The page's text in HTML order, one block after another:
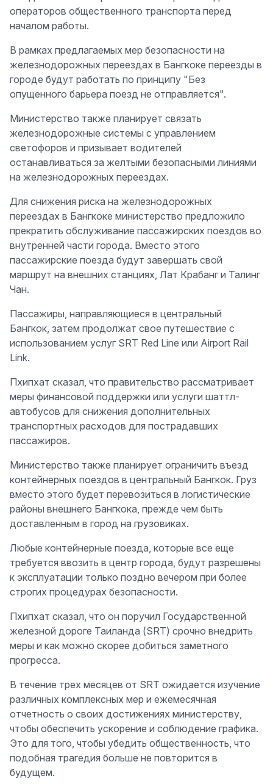
операторов общественного транспорта перед
началом работы.
В рамках предлагаемых мер безопасности на
железнодорожных переездах в Бангкоке переезды в
городе будут работать по принципу "Без
опущенного барьера поезд не отправляется".
Министерство также планирует связать
железнодорожные системы с управлением
светофоров и призывает водителей
останавливаться за желтыми безопасными линиями
на железнодорожных переездах.
Для снижения риска на железнодорожных
переездах в Бангкоке министерство предложило
прекратить обслуживание пассажирских поездов во
внутренней части города. Вместо этого
пассажирские поезда будут завершать свой
маршрут на внешних станциях, Лат Крабанг и Талинг
Чан.
Пассажиры, направляющиеся в центральный
Бангкок, затем продолжат свое путешествие с
использованием услуг SRT Red Line или Airport Rail
Link.
Пхипхат сказал, что правительство рассматривает
меры финансовой поддержки или услуги шаттл-
автобусов для снижения дополнительных
транспортных расходов для пострадавших
пассажиров.
Министерство также планирует ограничить въезд
контейнерных поездов в центральный Бангкок. Груз
вместо этого будет перевозиться в логистические
районы внешнего Бангкока, прежде чем быть
доставленным в город на грузовиках.
Любые контейнерные поезда, которые все еще
требуется ввозить в центр города, будут разрешены
к эксплуатации только поздно вечером при более
строгих процедурах безопасности.
Пхипхат сказал, что он поручил Государственной
железной дороге Таиланда (SRT) срочно внедрить
меры и как можно скорее добиться заметного
прогресса.
В течение трех месяцев от SRT ожидается изучение
различных комплексных мер и ежемесячная
отчетность о своих достижениях министерству,
чтобы обеспечить ускорение и соблюдение графика.
Это для того, чтобы убедить общественность, что
подобная трагедия больше не повторится в
будущем.